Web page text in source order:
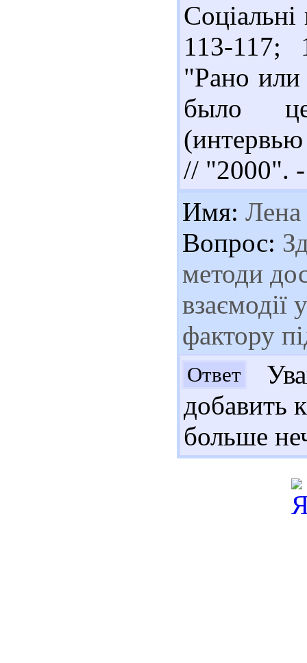
113-
"Рано или
было
// "2000".
Имя: Лена
Вопрос:
методи
фактору
Ответ
добавить
больше